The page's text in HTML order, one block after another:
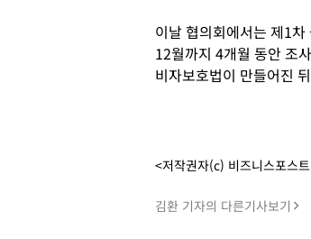
이날 협의회에서는 제1
12월까지 4개월 동안 조
비자보호법이 만들어진
<저작권자(c) 비즈니스포스
김환 기자의 다른기사보기